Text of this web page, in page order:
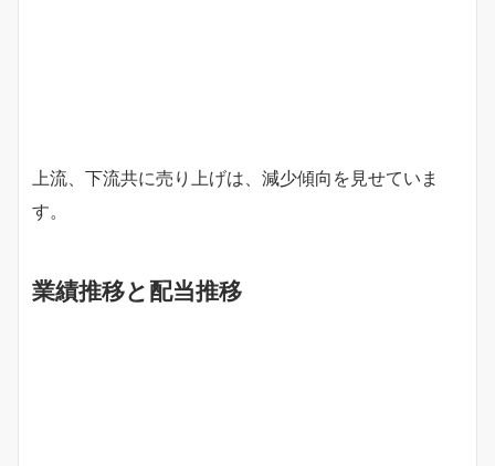
上流、下流共に売り上げは、減少傾向を見せていま
す。
業績推移と配当推移